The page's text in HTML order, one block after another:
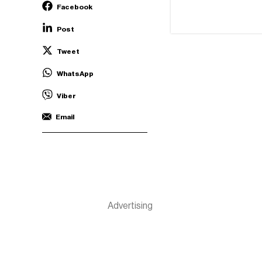
Facebook
Post
Tweet
WhatsApp
Viber
Email